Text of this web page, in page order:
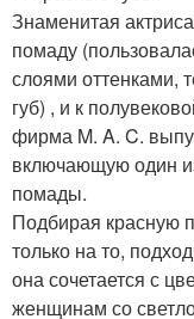
Знаменитая
помаду
слоями оттенками,
губ) , и к
фирма M. A. C.
включающую один
помады.
Подбирая красную
только на то,
она сочетается с
женщинам со